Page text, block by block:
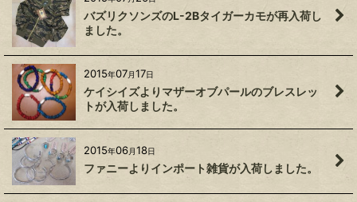
バズリクソンズのL-2Bタイガーカモが再入荷し
ました。
2015年07月17日
ケイシイズよりマザーオブパールのブレスレッ
トが入荷しました。
2015年06月18日
ファニーよりインポート雑貨が入荷しました。